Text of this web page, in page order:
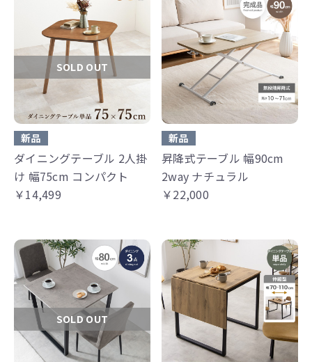
SOLD OUT
新品
ダイニングテーブル 2人掛
け 幅75cm コンパクト
￥14,499
新品
昇降式テーブル 幅90cm
2way ナチュラル
￥22,000
SOLD OUT